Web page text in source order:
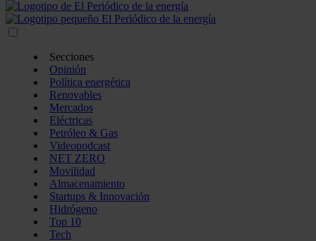
Secciones
Opinión
Política energética
Renovables
Mercados
Eléctricas
Petróleo & Gas
Videopodcast
NET ZERO
Movilidad
Almacenamiento
Startups & Innovación
Hidrógeno
Top 10
Tech